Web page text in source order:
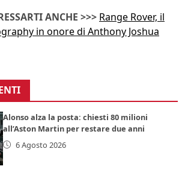
ANCHE >>> Range Rover, il
in onore di Anthony Joshua
Alonso alza la posta: chiesti 80 milioni
all’Aston Martin per restare due anni
6 Agosto 2026